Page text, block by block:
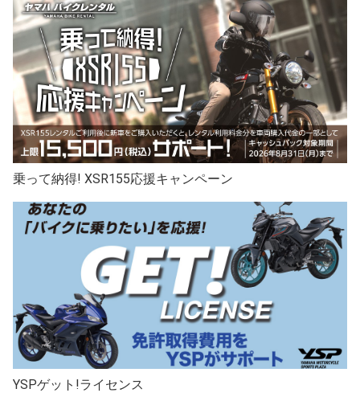
乗って納得! XSR155応援キャンペーン
YSPゲット!ライセンス